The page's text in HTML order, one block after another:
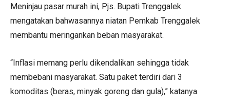
Meninjau pasar murah ini, Pjs. Bupati Trenggalek
mengatakan bahwasannya niatan Pemkab Trenggalek
membantu meringankan beban masyarakat.
“Inflasi memang perlu dikendalikan sehingga tidak
membebani masyarakat. Satu paket terdiri dari 3
komoditas (beras, minyak goreng dan gula),” katanya.